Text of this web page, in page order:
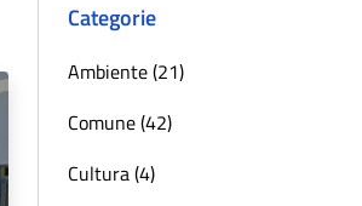
Categorie
Ambiente (21)
Comune (42)
Cultura (4)